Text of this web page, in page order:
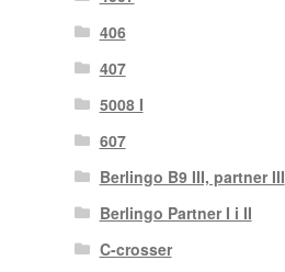
406
407
5008 I
607
Berlingo B9 III, partner III
Berlingo Partner I i II
C-crosser